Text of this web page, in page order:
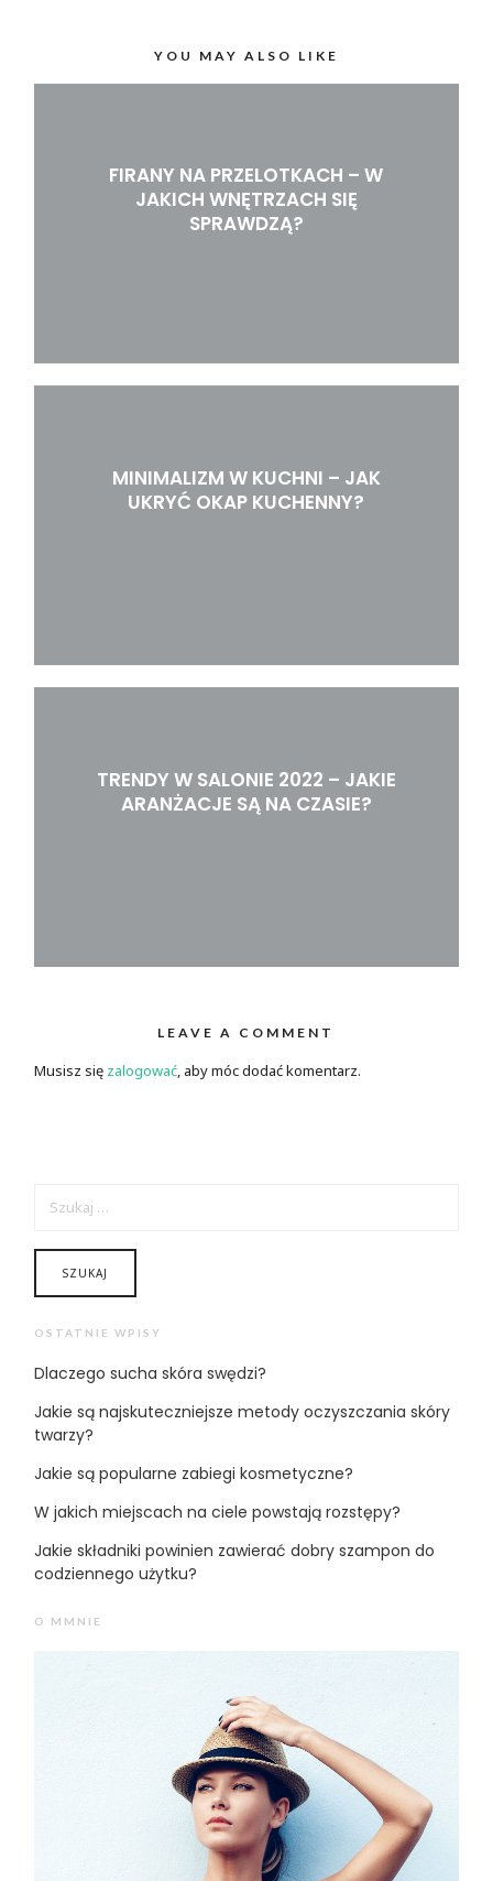
YOU MAY ALSO LIKE
FIRANY NA PRZELOTKACH – W
JAKICH WNĘTRZACH SIĘ
SPRAWDZĄ?
MINIMALIZM W KUCHNI – JAK
UKRYĆ OKAP KUCHENNY?
TRENDY W SALONIE 2022 – JAKIE
ARANŻACJE SĄ NA CZASIE?
LEAVE A COMMENT
Musisz się zalogować, aby móc dodać komentarz.
OSTATNIE WPISY
Dlaczego sucha skóra swędzi?
Jakie są najskuteczniejsze metody oczyszczania skóry
twarzy?
Jakie są popularne zabiegi kosmetyczne?
W jakich miejscach na ciele powstają rozstępy?
Jakie składniki powinien zawierać dobry szampon do
codziennego użytku?
O MMNIE